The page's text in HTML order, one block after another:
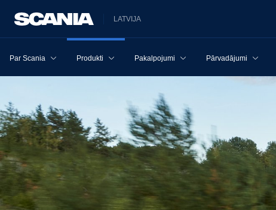
LATVIJA
Par Scania Produkti Pakalpojumi Pārvadājumi